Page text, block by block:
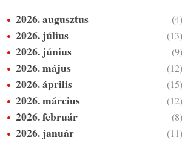
2026. augusztus (4)
2026. július (13)
2026. június (9)
2026. május (12)
2026. április (15)
2026. március (12)
2026. február (8)
2026. január (11)